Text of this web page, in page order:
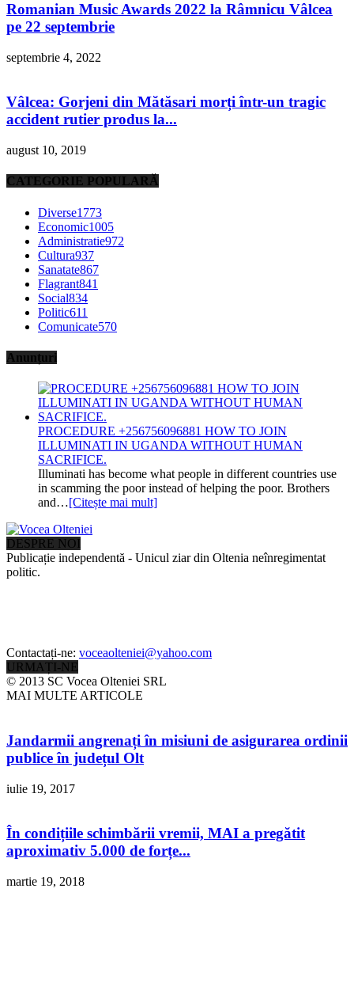
Romanian Music Awards 2022 la Râmnicu Vâlcea
pe 22 septembrie
septembrie 4, 2022
Vâlcea: Gorjeni din Mătăsari morți într-un tragic
accident rutier produs la...
august 10, 2019
CATEGORIE POPULARĂ
Diverse1773
Economic1005
Administratie972
Cultura937
Sanatate867
Flagrant841
Social834
Politic611
Comunicate570
Anunțuri
PROCEDURE +256756096881 HOW TO JOIN
ILLUMINATI IN UGANDA WITHOUT HUMAN
SACRIFICE.
Illuminati has become what people in different countries use
in scamming the poor instead of helping the poor. Brothers
and…[Citește mai mult]
DESPRE NOI
Publicație independentă - Unicul ziar din Oltenia neînregimentat
politic.
Contactați-ne: voceaolteniei@yahoo.com
URMAȚI-NE
© 2013 SC Vocea Olteniei SRL
MAI MULTE ARTICOLE
Jandarmii angrenați în misiuni de asigurarea ordinii
publice în județul Olt
iulie 19, 2017
În condițiile schimbării vremii, MAI a pregătit
aproximativ 5.000 de forțe...
martie 19, 2018